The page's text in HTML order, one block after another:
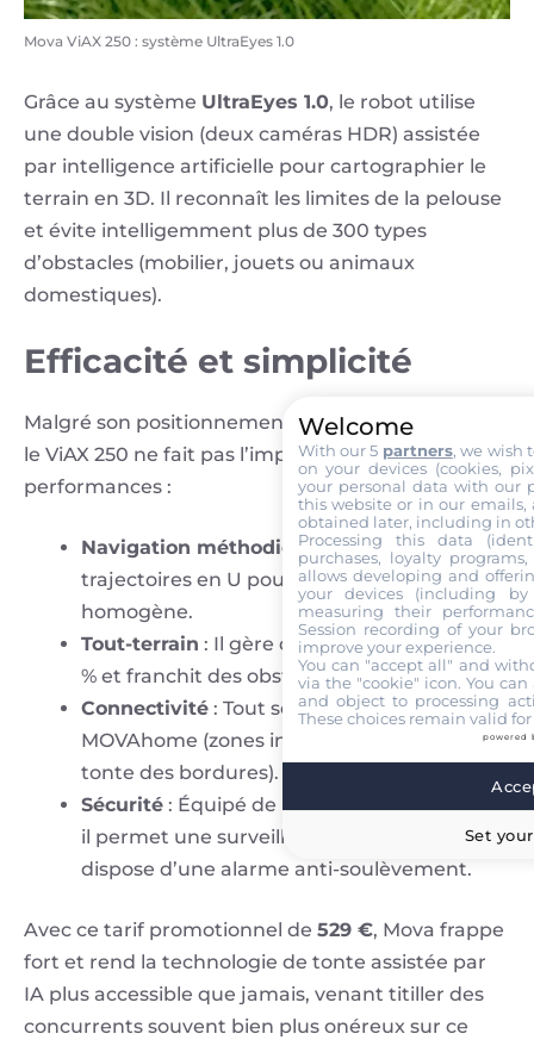
Mova ViAX 250 : système UltraEyes 1.0
Grâce au système UltraEyes 1.0, le robot utilise
une double vision (deux caméras HDR) assistée
par intelligence artificielle pour cartographier le
terrain en 3D. Il reconnaît les limites de la pelouse
et évite intelligemment plus de 300 types
d’obstacles (mobilier, jouets ou animaux
domestiques).
Efficacité et simplicité
Malgré son positionnement d’entrée de gamme,
le ViAX 250 ne fait pas l’impasse sur les
performances :
Navigation méthodique: Il suit des
trajectoires en U pour une tonte
homogène.
Tout-terrain : Il gère des pentes jusqu’à 40
% et franchit des obstacles de 4 cm.
Connectivité : Tout se pilote via l’application
MOVAhome (zones interdites, planning,
tonte des bordures).
Sécurité : Équipé de la fonction TrueGuard,
il permet une surveillance vidéo en direct et
dispose d’une alarme anti-soulèvement.
Avec ce tarif promotionnel de 529 €, Mova frappe
fort et rend la technologie de tonte assistée par
IA plus accessible que jamais, venant titiller des
concurrents souvent bien plus onéreux sur ce
Welcome
With our 5 partners, we wish
on your devices (cookies,
your personal data with our
this website or in our emails,
obtained later, including in
Processing this data
purchases, loyalty
allows developing and
your devices (including
measuring their
Session recording of your
improve your experience.
You can "accept all" and
via the "cookie" icon. You
and object to processing
These choices remain valid
powered
Set